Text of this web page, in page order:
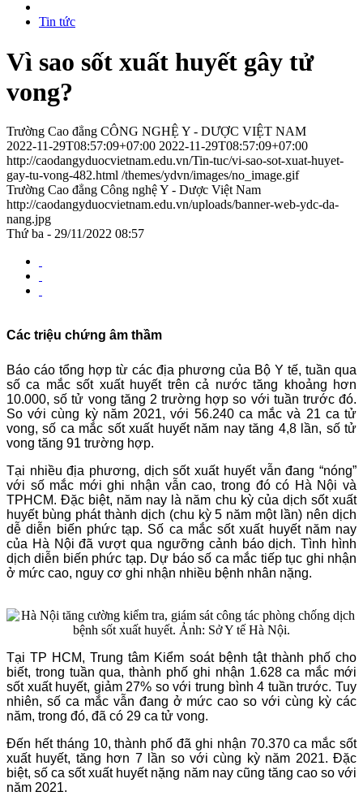
Tin tức
Vì sao sốt xuất huyết gây tử
vong?
Trường Cao đẳng CÔNG NGHỆ Y - DƯỢC VIỆT NAM
2022-11-29T08:57:09+07:00 2022-11-29T08:57:09+07:00
http://caodangyduocvietnam.edu.vn/Tin-tuc/vi-sao-sot-xuat-huyet-
gay-tu-vong-482.html /themes/ydvn/images/no_image.gif
Trường Cao đẳng Công nghệ Y - Dược Việt Nam
http://caodangyduocvietnam.edu.vn/uploads/banner-web-ydc-da-
nang.jpg
Thứ ba - 29/11/2022 08:57
Các triệu chứng âm thầm
Báo cáo tổng hợp từ các địa phương của Bộ Y tế, tuần qua
số ca mắc sốt xuất huyết trên cả nước tăng khoảng hơn
10.000, số tử vong tăng 2 trường hợp so với tuần trước đó.
So với cùng kỳ năm 2021, với 56.240 ca mắc và 21 ca tử
vong, số ca mắc sốt xuất huyết năm nay tăng 4,8 lần, số tử
vong tăng 91 trường hợp.
Tại nhiều địa phương, dịch sốt xuất huyết vẫn đang “nóng”
với số mắc mới ghi nhận vẫn cao, trong đó có Hà Nội và
TPHCM. Đặc biệt, năm nay là năm chu kỳ của dịch sốt xuất
huyết bùng phát thành dịch (chu kỳ 5 năm một lần) nên dịch
dễ diễn biến phức tạp. Số ca mắc sốt xuất huyết năm nay
của Hà Nội đã vượt qua ngưỡng cảnh báo dịch. Tình hình
dịch diễn biến phức tạp. Dự báo số ca mắc tiếp tục ghi nhận
ở mức cao, nguy cơ ghi nhận nhiều bệnh nhân nặng.
Tại TP HCM, Trung tâm Kiểm soát bệnh tật thành phố cho
biết, trong tuần qua, thành phố ghi nhận 1.628 ca mắc mới
sốt xuất huyết, giảm 27% so với trung bình 4 tuần trước. Tuy
nhiên, số ca mắc vẫn đang ở mức cao so với cùng kỳ các
năm, trong đó, đã có 29 ca tử vong.
Đến hết tháng 10, thành phố đã ghi nhận 70.370 ca mắc sốt
xuất huyết, tăng hơn 7 lần so với cùng kỳ năm 2021. Đặc
biệt, số ca sốt xuất huyết nặng năm nay cũng tăng cao so với
năm 2021.